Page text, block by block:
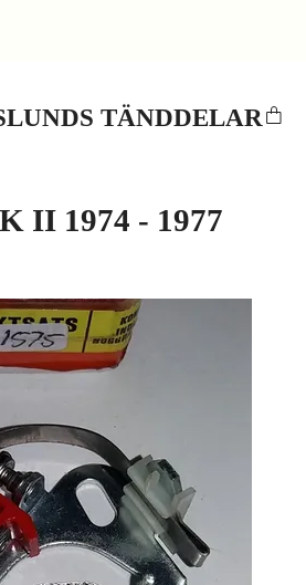
TÄNDDELAR
II 1974 - 1977